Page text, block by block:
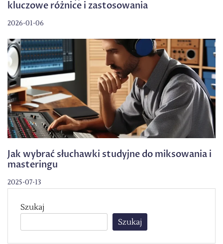
kluczowe różnice i zastosowania
2026-01-06
Jak wybrać słuchawki studyjne do miksowania i
masteringu
2025-07-13
Szukaj
Szukaj